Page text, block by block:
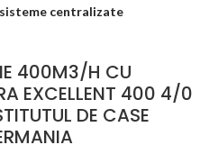
centralizate
400M3/H CU
EXCELLENT 400 4/0
DE CASE